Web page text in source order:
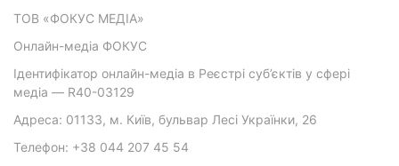
ТОВ «ФОКУС МЕДІА»
Онлайн-медіа ФОКУС
Ідентифікатор онлайн-медіа в Реєстрі суб’єктів у сфері
медіа — R40-03129
Адреса: 01133, м. Київ, бульвар Лесі Українки, 26
Телефон: +38 044 207 45 54